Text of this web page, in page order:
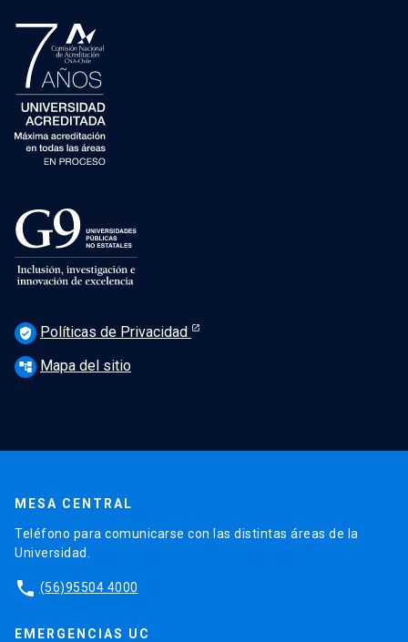
verified_user Políticas de Privacidad
account_tree Mapa del sitio
MESA CENTRAL
Teléfono para comunicarse con las distintas áreas de la
Universidad.
phone (56)95504 4000
EMERGENCIAS UC